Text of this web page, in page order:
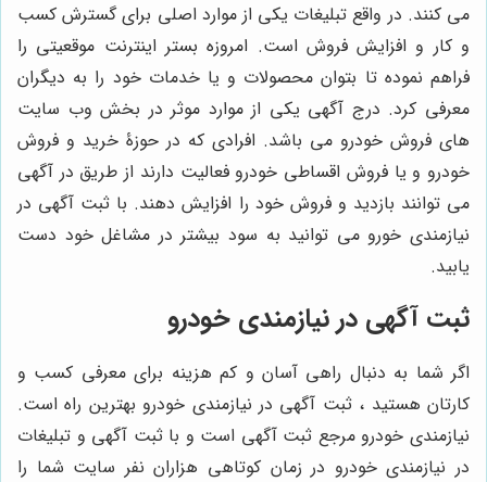
می کنند. در واقع تبلیغات یکی از موارد اصلی برای گسترش کسب
و کار و افزایش فروش است. امروزه بستر اینترنت موقعیتی را
فراهم نموده تا بتوان محصولات و یا خدمات خود را به دیگران
معرفی کرد. درج آگهی یکی از موارد موثر در بخش وب سایت
های فروش خودرو می باشد. افرادی که در حوزۀ خرید و فروش
خودرو و یا فروش اقساطی خودرو فعالیت دارند از طریق در آگهی
می توانند بازدید و فروش خود را افزایش دهند. با ثبت آگهی در
نیازمندی خورو می توانید به سود بیشتر در مشاغل خود دست
یابید.
ثبت آگهی در نیازمندی خودرو
اگر شما به دنبال راهی آسان و کم هزینه برای معرفی کسب و
کارتان هستید ، ثبت آگهی در نیازمندی خودرو بهترین راه است.
نیازمندی خودرو مرجع ثبت آگهی است و با ثبت آگهی و تبلیغات
در نیازمندی خودرو در زمان کوتاهی هزاران نفر سایت شما را